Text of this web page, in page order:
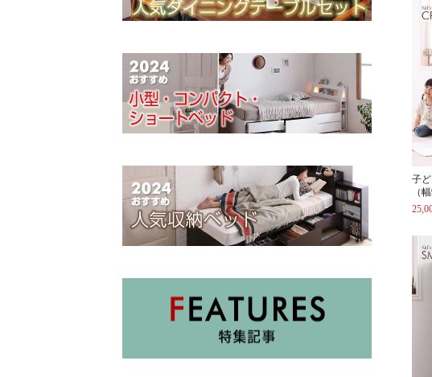
子
（